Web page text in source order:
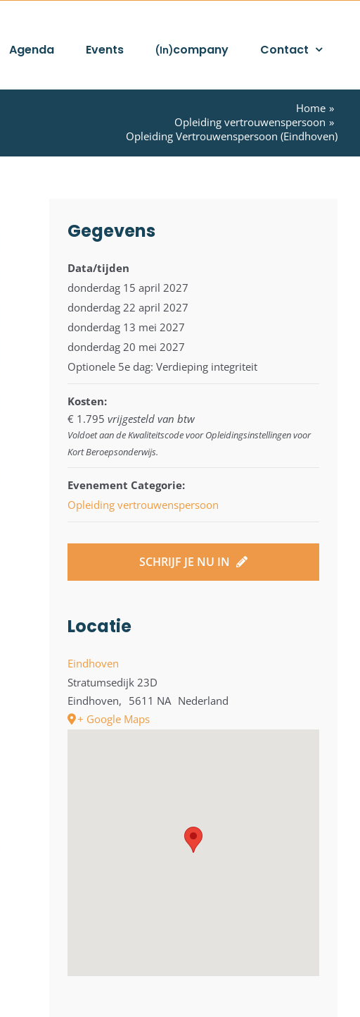
Agenda Events (In)company Contact
Home
Opleiding vertrouwenspersoon
Opleiding Vertrouwenspersoon (Eindhoven)
Gegevens
Data/tijden
donderdag 15 april 2027
donderdag 22 april 2027
donderdag 13 mei 2027
donderdag 20 mei 2027
Optionele 5e dag: Verdieping integriteit
Kosten:
€ 1.795 vrijgesteld van btw
Voldoet aan de Kwaliteitscode voor Opleidingsinstellingen voor
Kort Beroepsonderwijs.
Evenement Categorie:
Opleiding vertrouwenspersoon
SCHRIJF JE NU IN
Locatie
Eindhoven
Stratumsedijk 23D
Eindhoven, 5611 NA Nederland
+ Google Maps